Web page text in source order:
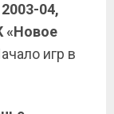
04,
«Новое
игр в